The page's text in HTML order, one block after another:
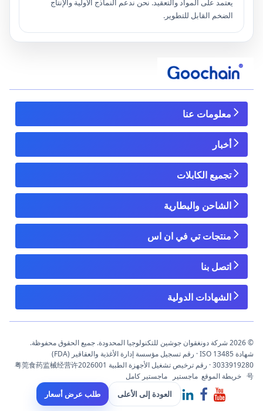
يعتمد على المواد والتعقيد. نحن ندعم النماذج الأولية والإنتاج
الضخم القابل للتطوير.
معلومات عنا
أخبار
تجميع الكابلات
الشاحن والبطارية
منتجات تي في ان اس
اتصل بنا
الشهادات الدولية
© 2026 شركة دونغقوان جوشين للتكنولوجيا المحدودة. جميع الحقوق محفوظة.
شهادة ISO 13485 · رقم تسجيل مؤسسة إدارة الأغذية والعقاقير (FDA)
3033919280 · رقم ترخيص تشغيل الأجهزة الطبية 粤莞食药监械经营许2026001
号 خريطة الموقع ماجستير ماجستير كامل
العودة إلى الأعلى طلب عرض أسعار